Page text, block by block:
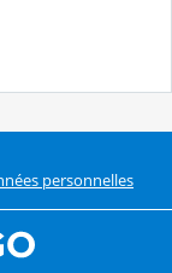
personnelles